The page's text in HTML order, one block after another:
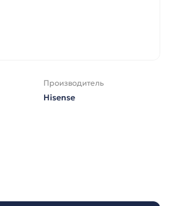
Производитель
Hisense